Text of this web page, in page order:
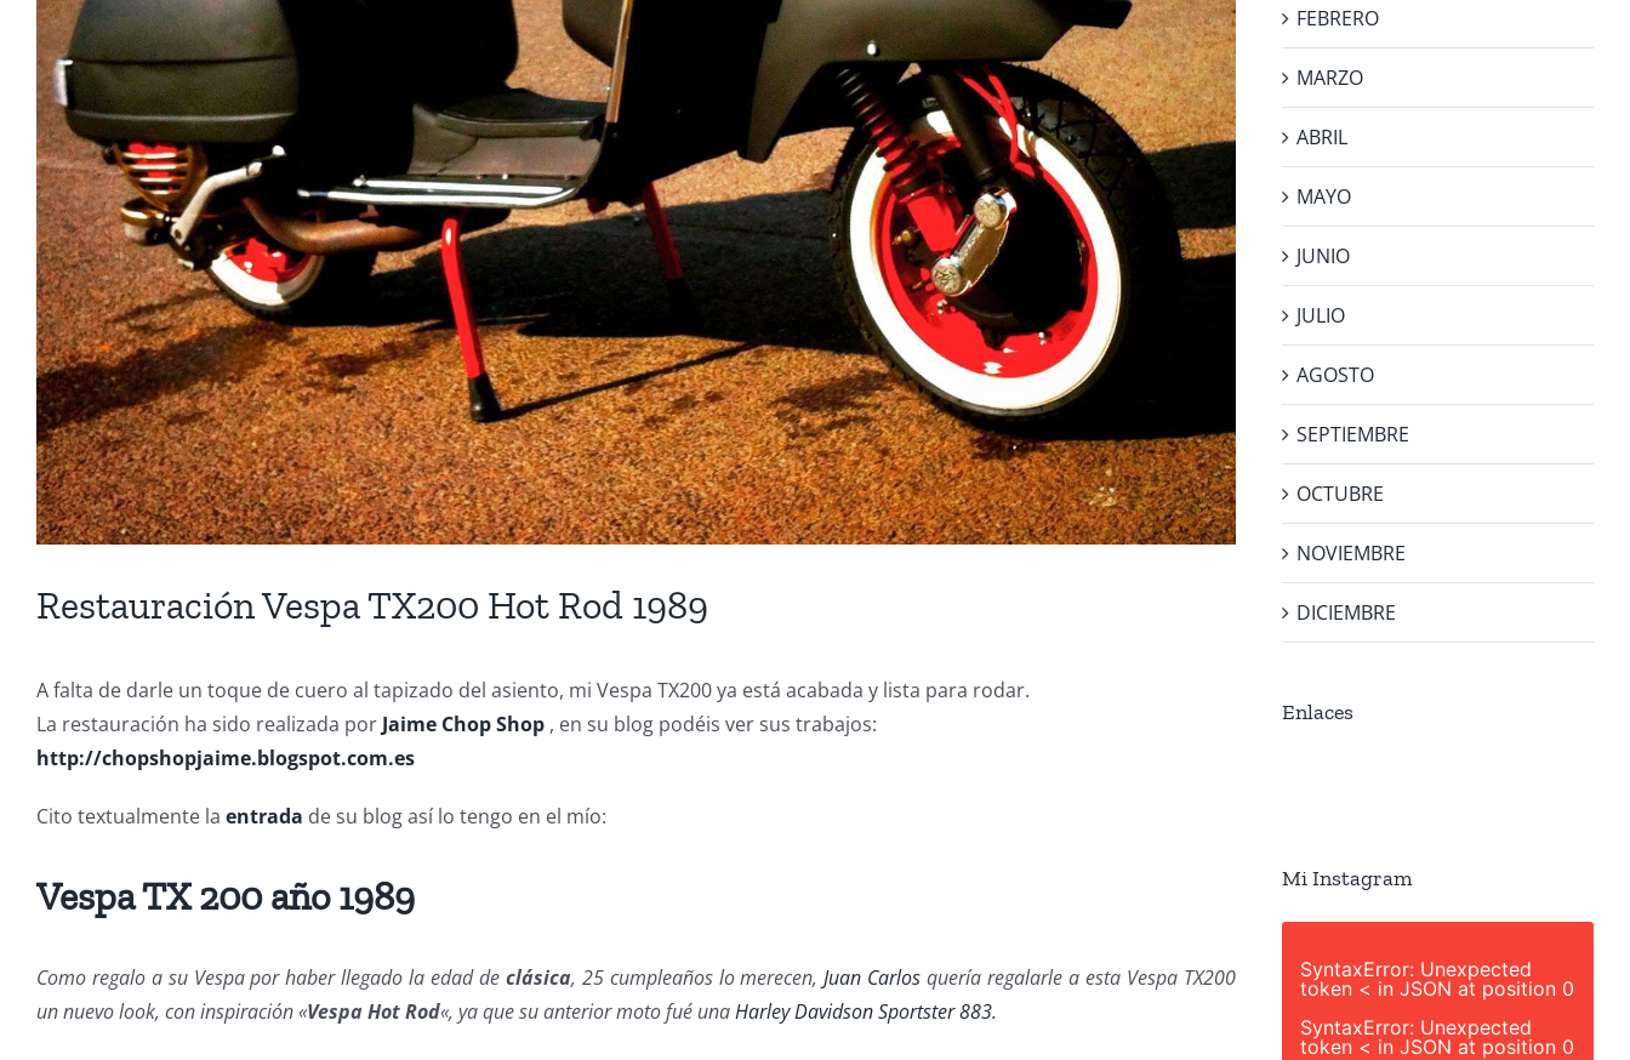
Restauración Vespa TX200 Hot Rod 1989
A falta de darle un toque de cuero al tapizado del asiento, mi Vespa TX200 ya está acabada y lista para rodar.
La restauración ha sido realizada por Jaime Chop Shop , en su blog podéis ver sus trabajos:
http://chopshopjaime.blogspot.com.es
Cito textualmente la entrada de su blog así lo tengo en el mío:
Vespa TX 200 año 1989
Como regalo a su Vespa por haber llegado la edad de clásica, 25 cumpleaños lo merecen,Juan Carlosquería regalarle a esta Vespa TX200
un nuevo look, con inspiración «Vespa Hot Rod«, ya que su anterior moto fué unaHarley Davidson Sportster 883.
FEBRERO
MARZO
ABRIL
MAYO
JUNIO
JULIO
AGOSTO
SEPTIEMBRE
OCTUBRE
NOVIEMBRE
DICIEMBRE
Enlaces
Mi Instagram
SyntaxError: Unexpected
token < in JSON at position 0
SyntaxError: Unexpected
token < in JSON at position 0